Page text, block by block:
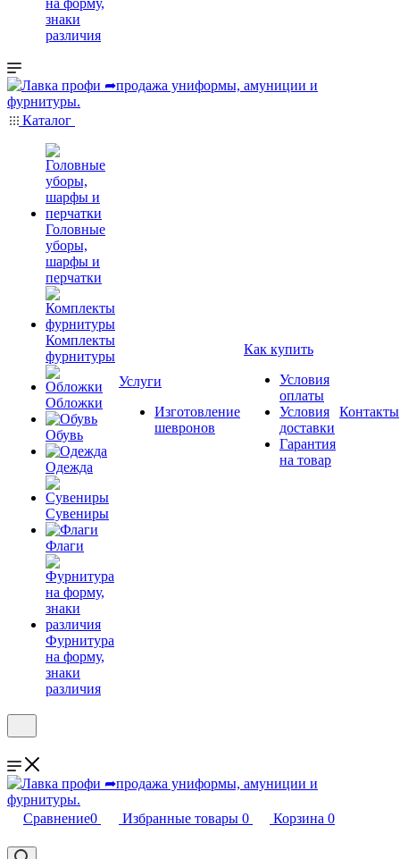
на форму,
знаки
различия
Каталог
Головные
уборы,
шарфы и
перчатки
Комплекты
фурнитуры
Обложки
Обувь
Одежда
Сувениры
Флаги
Фурнитура
на форму,
знаки
различия
Услуги
Изготовление
шевронов
Как купить
Условия
оплаты
Условия
доставки
Гарантия
на товар
Контакты
Сравнение0 Избранные товары 0 Корзина 0